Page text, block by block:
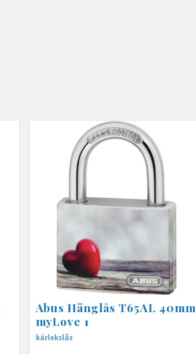
Abus Hänglås T65AL 40mm
myLove 1
kärlekslås